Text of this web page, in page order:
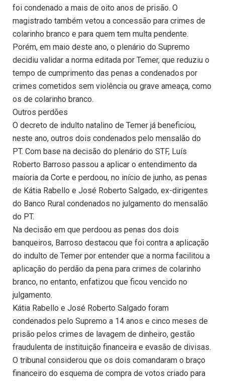
foi condenado a mais de oito anos de prisão. O
magistrado também vetou a concessão para crimes de
colarinho branco e para quem tem multa pendente.
Porém, em maio deste ano, o plenário do Supremo
decidiu validar a norma editada por Temer, que reduziu o
tempo de cumprimento das penas a condenados por
crimes cometidos sem violência ou grave ameaça, como
os de colarinho branco.
Outros perdões
O decreto de indulto natalino de Temer já beneficiou,
neste ano, outros dois condenados pelo mensalão do
PT. Com base na decisão do plenário do STF, Luís
Roberto Barroso passou a aplicar o entendimento da
maioria da Corte e perdoou, no início de junho, as penas
de Kátia Rabello e José Roberto Salgado, ex-dirigentes
do Banco Rural condenados no julgamento do mensalão
do PT.
Na decisão em que perdoou as penas dos dois
banqueiros, Barroso destacou que foi contra a aplicação
do indulto de Temer por entender que a norma facilitou a
aplicação do perdão da pena para crimes de colarinho
branco, no entanto, enfatizou que ficou vencido no
julgamento.
Kátia Rabello e José Roberto Salgado foram
condenados pelo Supremo a 14 anos e cinco meses de
prisão pelos crimes de lavagem de dinheiro, gestão
fraudulenta de instituição financeira e evasão de divisas.
O tribunal considerou que os dois comandaram o braço
financeiro do esquema de compra de votos criado para